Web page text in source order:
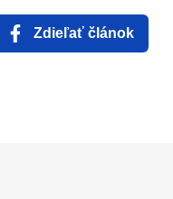
Zdieľať článok